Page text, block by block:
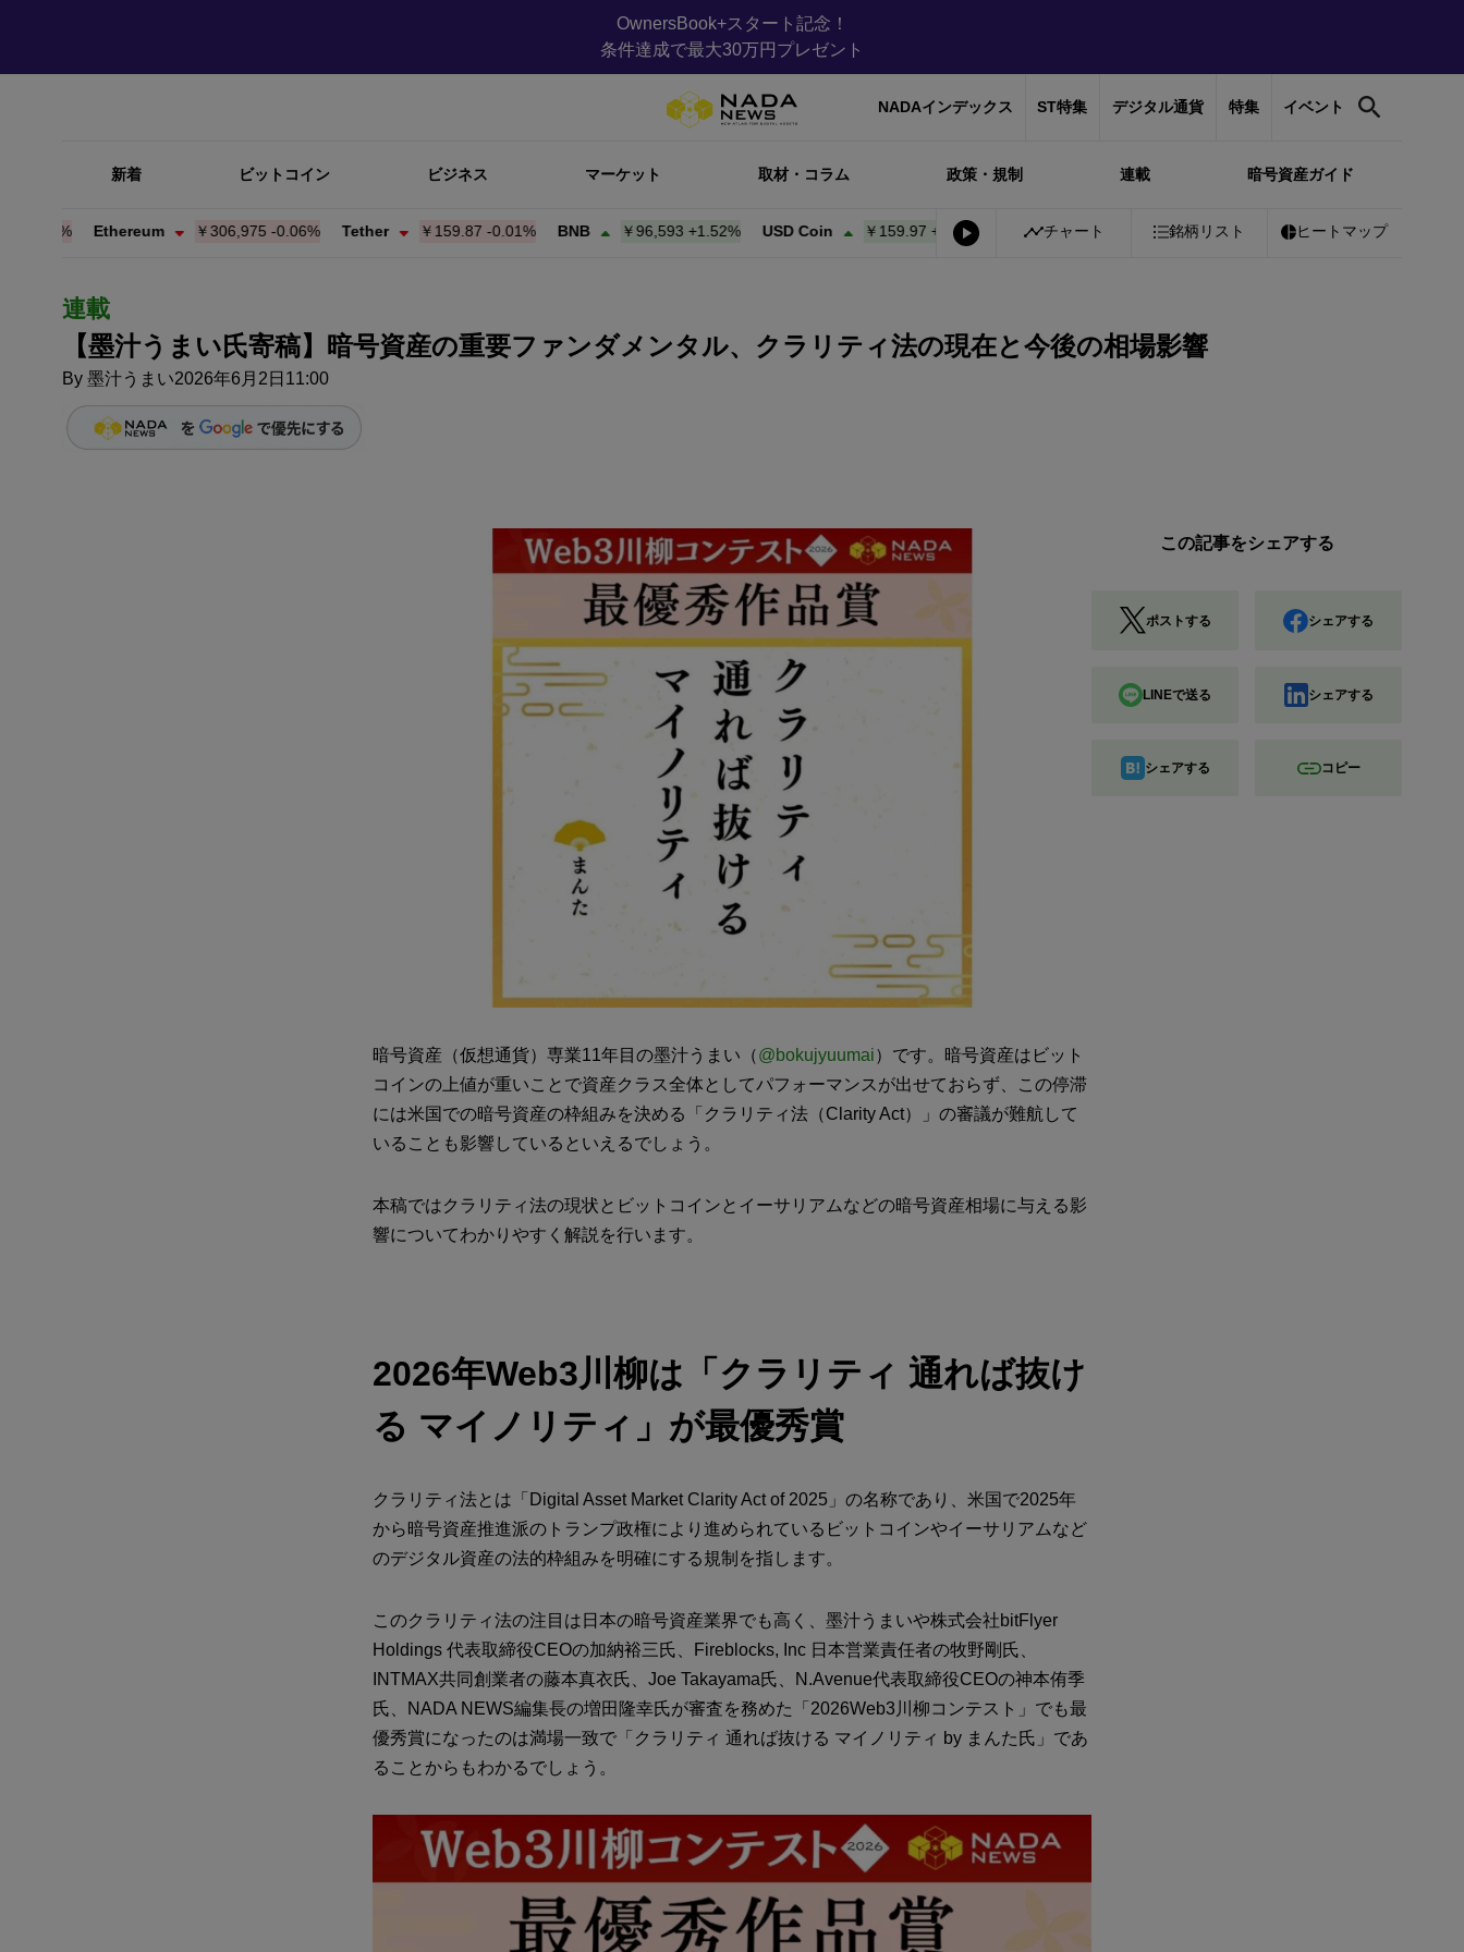
OwnersBook+スタート記念！
条件達成で最大30万円プレゼント
NADAインデックス ST特集 デジタル通貨 特集 イベント
新着 ビットコイン ビジネス マーケット 取材・コラム 政策・規制 連載 暗号資産ガイド
Ethereum ￥306,975-0.06% Tether ￥159.87-0.01% BNB ￥96,593+ 1.52% USD Coin ￥159.97+0.00% Bitcoin ￥10,382,728 -0.12% Ethereum ￥306,975
チャート 銘柄リスト ヒートマップ
連載
【墨汁うまい氏寄稿】暗号資産の重要ファンダメンタル、クラリティ法の現在と今後の相場影響
By 墨汁うまい2026年6月2日11:00
暗号資産（仮想通貨）専業11年目の墨汁うまい（@bokujyuumai）です。暗号資産はビット
コインの上値が重いことで資産クラス全体としてパフォーマンスが出せておらず、この停滞
には米国での暗号資産の枠組みを決める「クラリティ法（Clarity Act）」の審議が難航して
いることも影響しているといえるでしょう。
本稿ではクラリティ法の現状とビットコインとイーサリアムなどの暗号資産相場に与える影
響についてわかりやすく解説を行います。
2026年Web3川柳は「クラリティ 通れば抜け
る マイノリティ」が最優秀賞
クラリティ法とは「Digital Asset Market Clarity Act of 2025」の名称であり、米国で2025年
から暗号資産推進派のトランプ政権により進められているビットコインやイーサリアムなど
のデジタル資産の法的枠組みを明確にする規制を指します。
このクラリティ法の注目は日本の暗号資産業界でも高く、墨汁うまいや株式会社bitFlyer
Holdings 代表取締役CEOの加納裕三氏、Fireblocks, Inc 日本営業責任者の牧野剛氏、
INTMAX共同創業者の藤本真衣氏、Joe Takayama氏、N.Avenue代表取締役CEOの神本侑季
氏、NADA NEWS編集長の増田隆幸氏が審査を務めた「2026Web3川柳コンテスト」でも最
優秀賞になったのは満場一致で「クラリティ 通れば抜ける マイノリティ by まんた氏」であ
ることからもわかるでしょう。
この記事をシェアする
ポストする シェアする
LINEで送る シェアする
シェアする コピー